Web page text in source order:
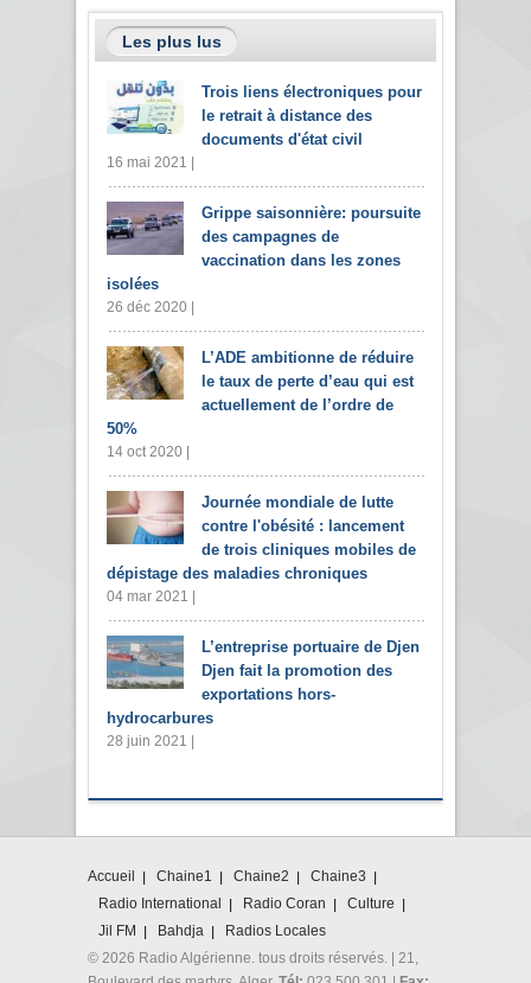
Les plus lus
Trois liens électroniques pour
le retrait à distance des
documents d'état civil
16 mai 2021 |
Grippe saisonnière: poursuite
des campagnes de
vaccination dans les zones
isolées
26 déc 2020 |
L’ADE ambitionne de réduire
le taux de perte d’eau qui est
actuellement de l’ordre de
50%
14 oct 2020 |
Journée mondiale de lutte
contre l'obésité : lancement
de trois cliniques mobiles de
dépistage des maladies chroniques
04 mar 2021 |
L’entreprise portuaire de Djen
Djen fait la promotion des
exportations hors-
hydrocarbures
28 juin 2021 |
Accueil Chaine1 Chaine2
Chaine3
Radio International
Radio Coran
Culture
Jil FM
Bahdja
Radios Locales
© 2026 Radio Algérienne. tous droits réservés. | 21,